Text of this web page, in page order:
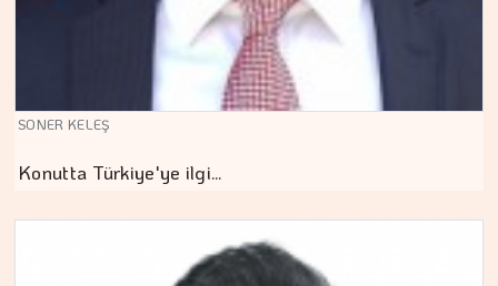
SONER KELEŞ
Konutta Türkiye'ye ilgi…